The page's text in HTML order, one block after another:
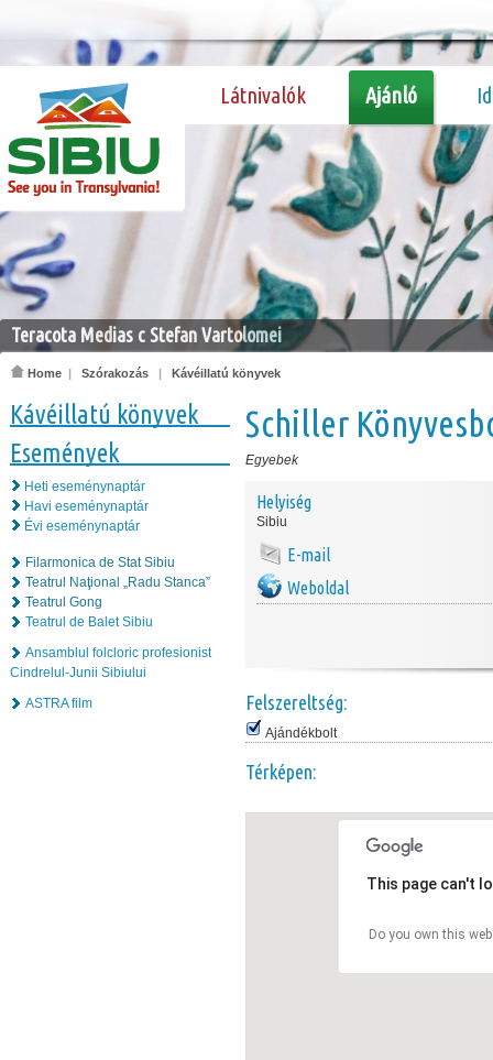
Látnivalók Ajánló
Teracota Medias c Stefan Vartolomei
Home | Szórakozás | Kávéillatú könyvek
Kávéillatú könyvek
Események
Heti eseménynaptár
Havi eseménynaptár
Évi eseménynaptár
Filarmonica de Stat Sibiu
Teatrul Naţional „Radu Stanca”
Teatrul Gong
Teatrul de Balet Sibiu
Ansamblul folcloric profesionist
Cindrelul-Junii Sibiului
ASTRA film
Schiller
Egyebek
Helyiség
Sibiu
E-mail
Weboldal
Felszereltség:
Ajándékbolt
Térképen:
This page can't
Do you own this